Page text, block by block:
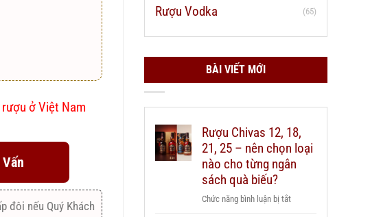
ở Việt Nam
đôi nếu Quý Khách
Rượu Vodka (65)
BÀI VIẾT MỚI
Rượu Chivas 12, 18,
21, 25 – nên chọn loại
nào cho từng ngân
sách quà biếu?
Chức năng bình luận bị tắtở